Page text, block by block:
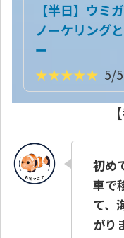
【半日】ウミ
ノーケリング
ー
★★★★★ 5/5
初め
車で
て、
がり